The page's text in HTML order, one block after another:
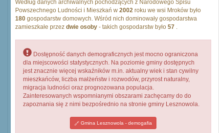
Według danych archiwalnych pochodzących z Narodowego Spisu
Powszechnego Ludności i Mieszkań w 2002 roku we wsi Mroków było
180 gospodarstw domowych. Wśród nich dominowały gospodarstwa
zamieszkałe przez dwie osoby - takich gospodarstw było 57 .
Dostępność danych demograficznych jest mocno ograniczona
dla miejscowości statystycznych. Na poziomie gminy dostępnych
jest znacznie więcej wskaźników m.in. aktualny wiek i stan cywilny
mieszkańców, liczba małżeństw i rozwodów, przyrost naturalny,
migracja ludności oraz prognozowana populacja.
Zainteresowanych wspomnianymi obszarami zachęcamy do do
zapoznania się z nimi bezpośrednio na stronie gminy Lesznowola.
Gmina Lesznowola - demogafia